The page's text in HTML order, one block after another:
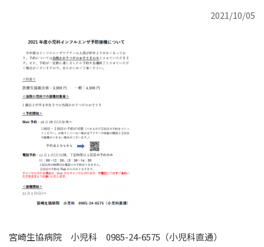
2021/10/05
宮崎生協病院 小児科 0985-24-6575（小児科直通）